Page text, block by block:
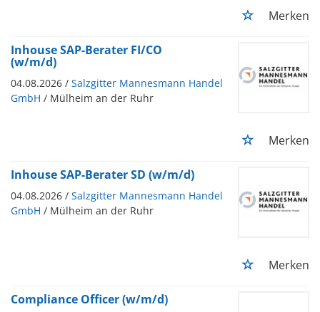
Merken
Inhouse SAP-Berater FI/CO
(w/m/d)
04.08.2026 / Salzgitter Mannesmann Handel
GmbH / Mülheim an der Ruhr
Merken
Inhouse SAP-Berater SD (w/m/d)
04.08.2026 / Salzgitter Mannesmann Handel
GmbH / Mülheim an der Ruhr
Merken
Compliance Officer (w/m/d)